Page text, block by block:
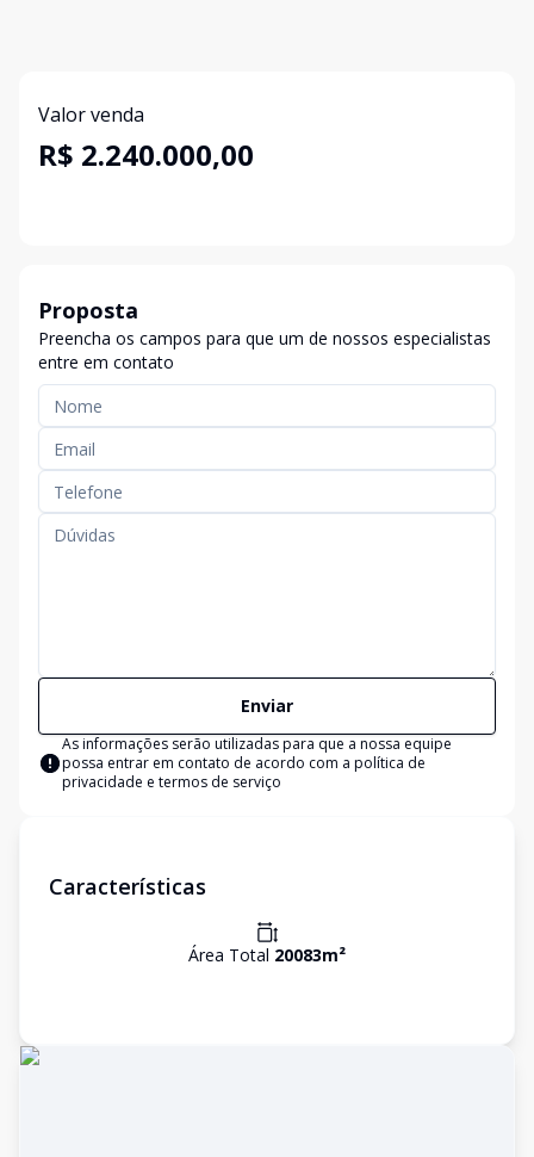
Valor venda
R$ 2.240.000,00
Proposta
Preencha os campos para que um de nossos especialistas
entre em contato
Enviar
As informações serão utilizadas para que a nossa equipe
possa entrar em contato de acordo com a política de
privacidade e termos de serviço
Características
Área Total 20083m²